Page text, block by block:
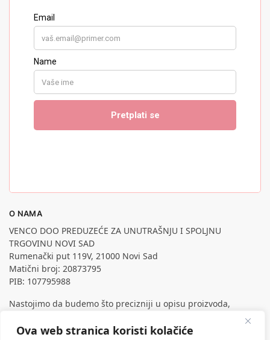
Ova web stranica koristi kolačiće
O NAMA
VENCO DOO PREDUZEĆE ZA UNUTRAŠNJU I SPOLJNU
TRGOVINU NOVI SAD
Rumenački put 119V, 21000 Novi Sad
Matični broj: 20873795
PIB: 107795988
Nastojimo da budemo što precizniji u opisu proizvoda,
prikazu slika i samih cena, ali ne možemo garantovati da su
sve informacije kompletne i bez grešaka.